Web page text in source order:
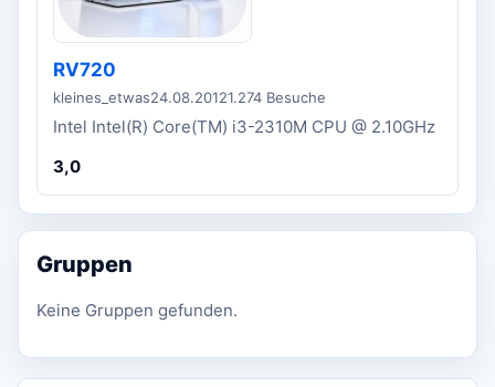
RV720
kleines_etwas24.08.20121.274 Besuche
Intel Intel(R) Core(TM) i3-2310M CPU @ 2.10GHz
3,0
Gruppen
Keine Gruppen gefunden.